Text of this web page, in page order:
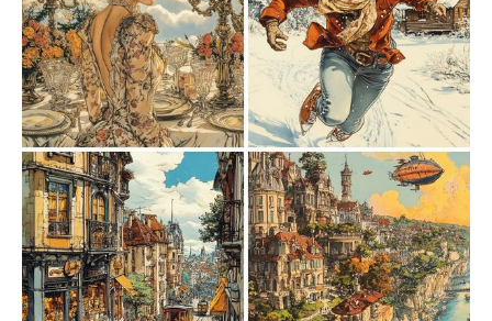
带来自然与宁静感，红色或橙色点缀则提升了画面活力。
材质刻画细腻，质感表现真实，生动地增强了角色和场景
的立体感。 适用场景 1. 游戏设计：尤其是适用于RPG、
冒险类游戏的概念艺术或角色设定，场景则可以直接用作
游戏中的背景画面。 2. 插画创作：可用于儿童绘本、幻想
小说插图等，以其温暖和富有细节的画风吸引年轻读者。
3. 动画场景：特别适合制作日式奇幻风格的动画短片或影
视项目的概念画稿。 4. 数字媒体：适用于创意广告、插画
社交媒体宣传，给人一种高品质的视觉体验。 prompt：
1. A quiet alpine lake surrounded by towering